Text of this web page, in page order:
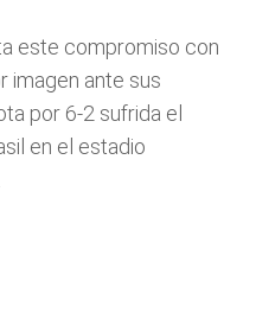
este compromiso con
imagen ante sus
por 6-2 sufrida el
en el estadio